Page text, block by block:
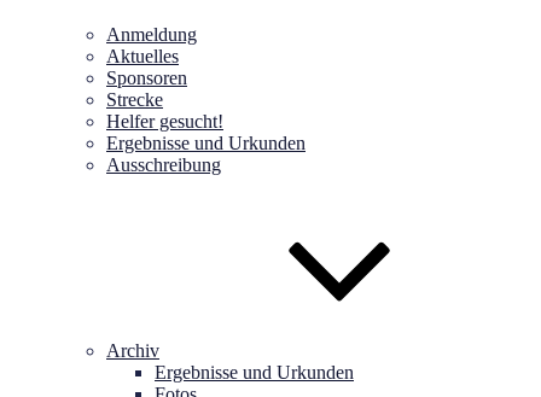
Anmeldung
Aktuelles
Sponsoren
Strecke
Helfer gesucht!
Ergebnisse und Urkunden
Ausschreibung
Archiv
Ergebnisse und Urkunden